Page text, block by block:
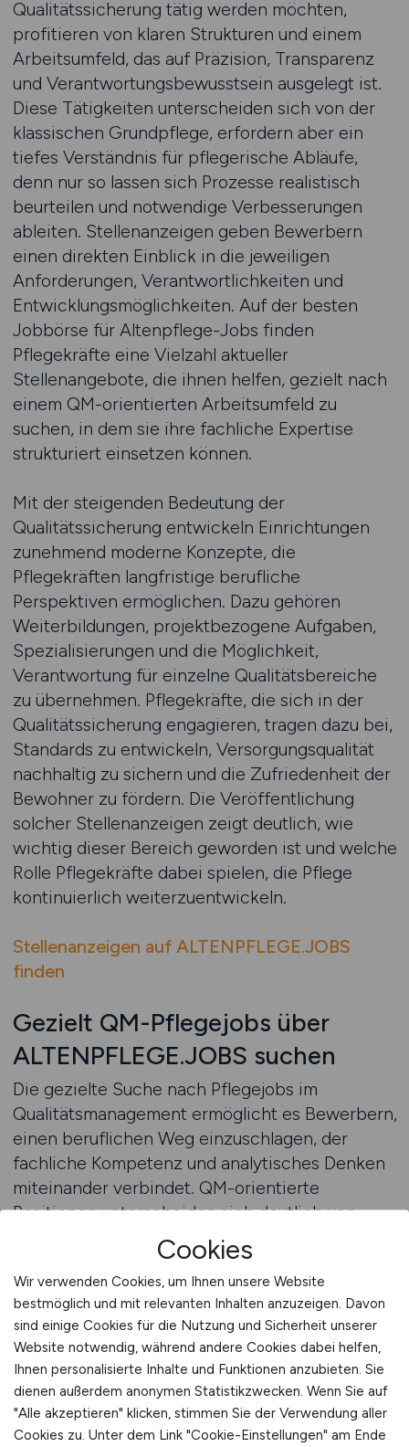
Qualitätssicherung tätig werden möchten,
profitieren von klaren Strukturen und einem
Arbeitsumfeld, das auf Präzision, Transparenz
und Verantwortungsbewusstsein ausgelegt ist.
Diese Tätigkeiten unterscheiden sich von der
klassischen Grundpflege, erfordern aber ein
tiefes Verständnis für pflegerische Abläufe,
denn nur so lassen sich Prozesse realistisch
beurteilen und notwendige Verbesserungen
ableiten. Stellenanzeigen geben Bewerbern
einen direkten Einblick in die jeweiligen
Anforderungen, Verantwortlichkeiten und
Entwicklungsmöglichkeiten. Auf der besten
Jobbörse für Altenpflege-Jobs finden
Pflegekräfte eine Vielzahl aktueller
Stellenangebote, die ihnen helfen, gezielt nach
einem QM-orientierten Arbeitsumfeld zu
suchen, in dem sie ihre fachliche Expertise
strukturiert einsetzen können.
Mit der steigenden Bedeutung der
Qualitätssicherung entwickeln Einrichtungen
zunehmend moderne Konzepte, die
Pflegekräften langfristige berufliche
Perspektiven ermöglichen. Dazu gehören
Weiterbildungen, projektbezogene Aufgaben,
Spezialisierungen und die Möglichkeit,
Verantwortung für einzelne Qualitätsbereiche
zu übernehmen. Pflegekräfte, die sich in der
Qualitätssicherung engagieren, tragen dazu bei,
Standards zu entwickeln, Versorgungsqualität
nachhaltig zu sichern und die Zufriedenheit der
Bewohner zu fördern. Die Veröffentlichung
solcher Stellenanzeigen zeigt deutlich, wie
wichtig dieser Bereich geworden ist und welche
Rolle Pflegekräfte dabei spielen, die Pflege
kontinuierlich weiterzuentwickeln.
Stellenanzeigen auf ALTENPFLEGE.JOBS
finden
Gezielt QM-Pflegejobs über
ALTENPFLEGE.JOBS suchen
Die gezielte Suche nach Pflegejobs im
Qualitätsmanagement ermöglicht es Bewerbern,
einen beruflichen Weg einzuschlagen, der
fachliche Kompetenz und analytisches Denken
miteinander verbindet. QM-orientierte
Positionen unterscheiden sich deutlich von
klassischen Pflegeaufgaben, da sie stärker auf
Struktur, Organisation und Prozessoptimierung
ausgerichtet sind. Deshalb ist es für
Interessierte besonders wichtig, vorab zu
prüfen, welche Verantwortlichkeiten und
Arbeitsmodelle die jeweiligen Einrichtungen
anbieten. Viele Arbeitgeber veröffentlichen
Stellenanzeigen, um Pflegekräfte zu gewinnen,
die sowohl Pflegeerfahrung als auch Interesse
Cookies
Wir verwenden Cookies, um Ihnen unsere Website
bestmöglich und mit relevanten Inhalten anzuzeigen. Davon
sind einige Cookies für die Nutzung und Sicherheit unserer
Website notwendig, während andere Cookies dabei helfen,
Ihnen personalisierte Inhalte und Funktionen anzubieten. Sie
dienen außerdem anonymen Statistikzwecken. Wenn Sie auf
"Alle akzeptieren" klicken, stimmen Sie der Verwendung aller
Cookies zu. Unter dem Link "Cookie-Einstellungen" am Ende